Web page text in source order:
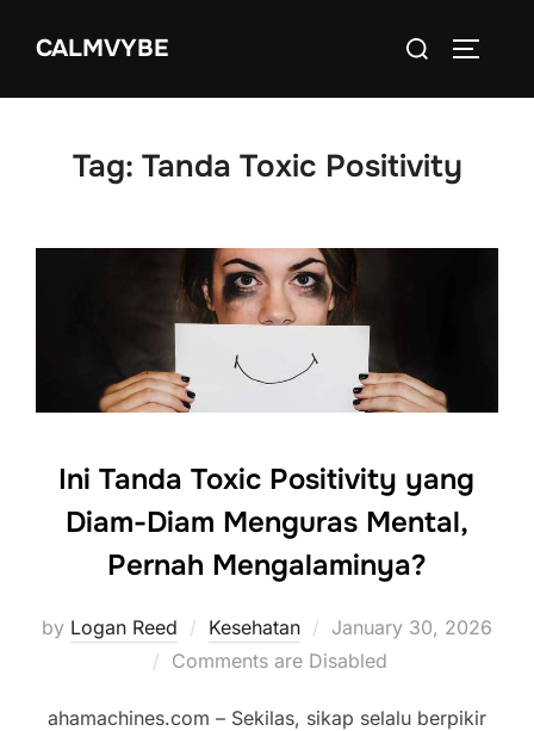
CALMVYBE
Search
Tag: Tanda Toxic Positivity
Ini Tanda Toxic Positivity yang
Diam-Diam Menguras Mental,
Pernah Mengalaminya?
by Logan Reed Kesehatan
Posted
on
January 30, 2026
Comments are Disabled
ahamachines.com – Sekilas, sikap selalu berpikir